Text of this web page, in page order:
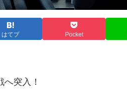
はてブ Pocket
突入！